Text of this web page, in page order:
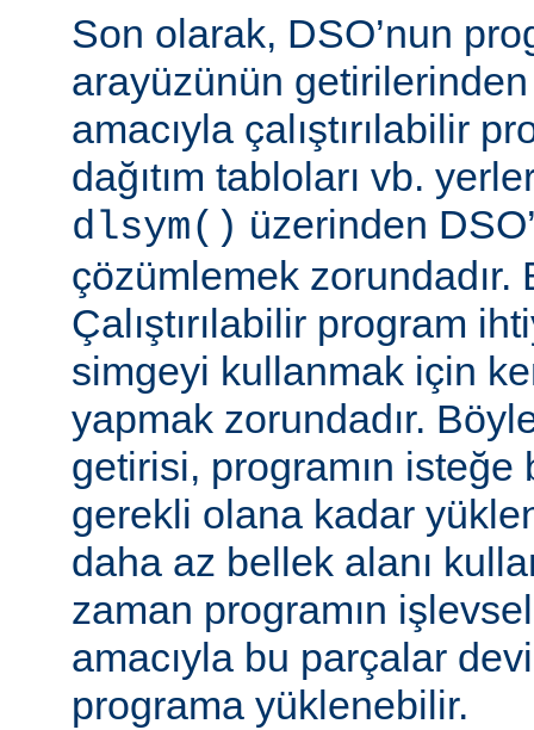
Son olarak, DSO’nun
arayüzünün
amacıyla çalıştırılabilir
dağıtım tabloları vb.
dlsym() üzerinden
çözümlemek
Çalıştırılabilir program
simgeyi kullanmak için
yapmak zorundadır.
getirisi, programın isteğe
gerekli olana kadar
daha az bellek alanı
zaman programın
amacıyla bu parçalar
programa yüklenebilir.